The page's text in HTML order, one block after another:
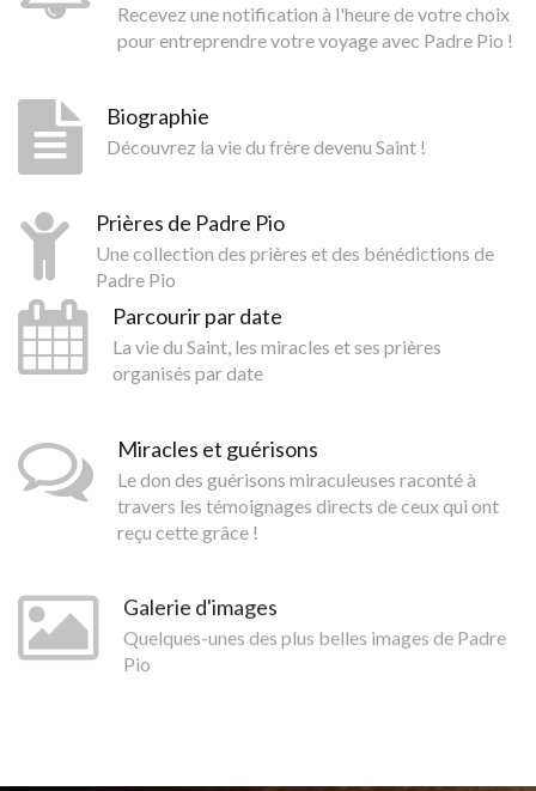
Recevez une notification à l'heure de votre choix
pour entreprendre votre voyage avec Padre Pio !
Biographie
Découvrez la vie du frère devenu Saint !
Prières de Padre Pio
Une collection des prières et des bénédictions de
Padre Pio
Parcourir par date
La vie du Saint, les miracles et ses prières
organisés par date
Miracles et guérisons
Le don des guérisons miraculeuses raconté à
travers les témoignages directs de ceux qui ont
reçu cette grâce !
Galerie d'images
Quelques-unes des plus belles images de Padre
Pio